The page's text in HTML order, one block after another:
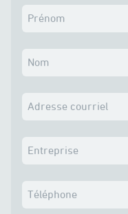
Prénom
Nom
Adresse courriel
Entreprise
Téléphone